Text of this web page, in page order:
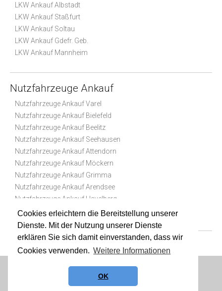
Cookies erleichtern die Bereitstellung unserer
Dienste. Mit der Nutzung unserer Dienste
erklären Sie sich damit einverstanden, dass wir
Cookies verwenden. Weitere Informationen
OK
LKW Ankauf Albstadt
LKW Ankauf Staßfurt
LKW Ankauf Soltau
LKW Ankauf Gdefr. Geb.
LKW Ankauf Mannheim
Nutzfahrzeuge Ankauf
Nutzfahrzeuge Ankauf Varel
Nutzfahrzeuge Ankauf Bielefeld
Nutzfahrzeuge Ankauf Beelitz
Nutzfahrzeuge Ankauf Seehausen
Nutzfahrzeuge Ankauf Attendorn
Nutzfahrzeuge Ankauf Möckern
Nutzfahrzeuge Ankauf Grimma
Nutzfahrzeuge Ankauf Arendsee
Nutzfahrzeuge Ankauf Havelberg
Nutzfahrzeuge Ankauf Lichtenfels
|Impressum